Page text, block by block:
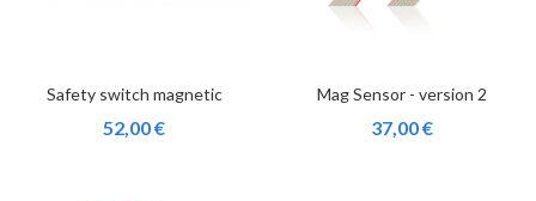
Safety switch magnetic
52,00 €
Mag Sensor - version 2
37,00 €